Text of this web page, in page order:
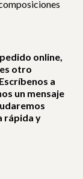
online,
otro
a
un mensaje
rápida y